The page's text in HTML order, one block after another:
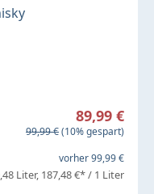
Verkaufspreis:
89,99 €
Regulärer Preis:
99,99 €(10% gespart)
vorher 99,99 €
Liter 187,48 €* / 1 Liter